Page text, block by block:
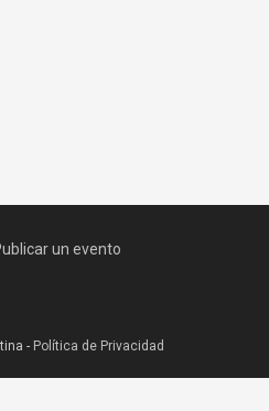
un evento
- Política de Privacidad